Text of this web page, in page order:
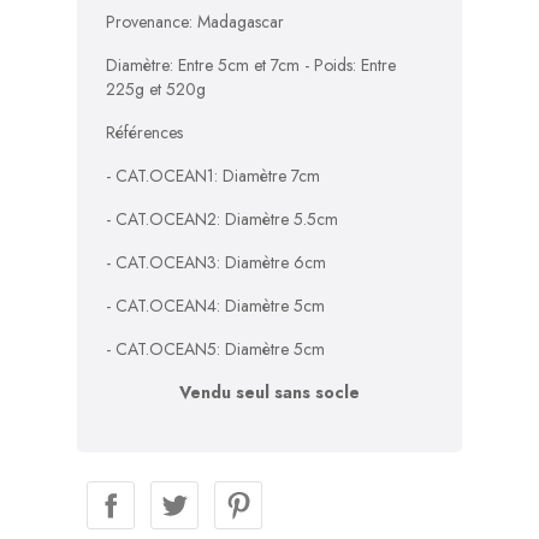
Provenance: Madagascar
Diamètre: Entre 5cm et 7cm - Poids: Entre
225g et 520g
Références
- CAT.OCEAN1: Diamètre 7cm
- CAT.OCEAN2: Diamètre 5.5cm
- CAT.OCEAN3: Diamètre 6cm
- CAT.OCEAN4: Diamètre 5cm
- CAT.OCEAN5: Diamètre 5cm
Vendu seul sans socle